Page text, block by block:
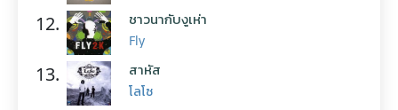
12. ชาวนากับงูเห่า
Fly
13. สาหัส
โลโซ